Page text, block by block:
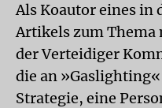
Als Koautor eines in
Artikels zum Thema
der Verteidiger
die an
Strategie, eine